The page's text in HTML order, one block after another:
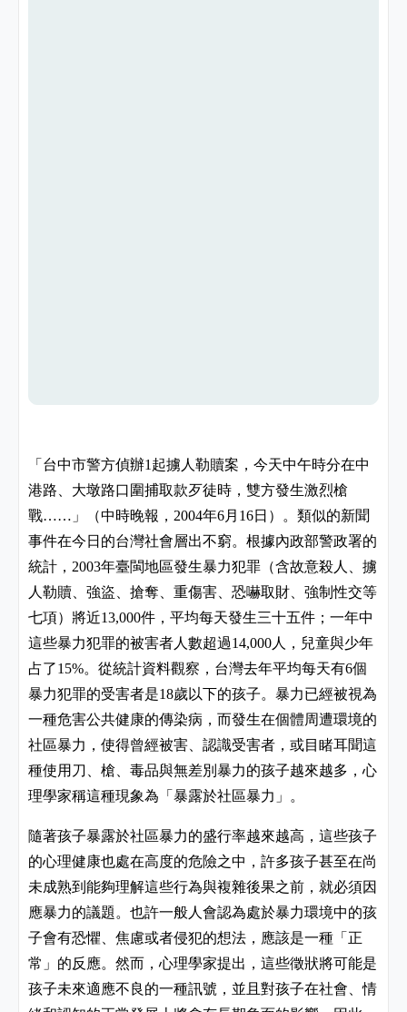
「台中市警方偵辦1 起擄人勒贖案，今天中午時分在中
港路、大墩路口圍捕取款歹徒時，雙方發生激烈槍
戰…… 」（中時晚報，2004年6月 16日）。類似的新聞
事件在今日的台灣社會層出不窮。根據內政部警政署的
統計，2003年臺閩地區發生暴力犯罪（含故意殺人、擄
人勒贖、強盜、搶奪、重傷害、恐嚇取財、強制性交等
七項）將近13,000件，平均每天發生三十五件；一年中
這些暴力犯罪的被害者人數超過14,000人，兒童與少年
占了15%。從統計資料觀察，台灣去年平均每天有6個
暴力犯罪的受害者是18歲以下的孩子。暴力已經被視為
一種危害公共健康的傳染病，而發生在個體周遭環境的
社區暴力，使得曾經被害、認識受害者，或目睹耳聞這
種使用刀、槍、毒品與無差別暴力的孩子越來越多，心
理學家稱這種現象為「暴露於社區暴力」。
隨著孩子暴露於社區暴力的盛行率越來越高，這些孩子
的心理健康也處在高度的危險之中，許多孩子甚至在尚
未成熟到能夠理解這些行為與複雜後果之前，就必須因
應暴力的議題。也許一般人會認為處於暴力環境中的孩
子會有恐懼、焦慮或者侵犯的想法，應該是一種「正
常」的反應。然而，心理學家提出，這些徵狀將可能是
孩子未來適應不良的一種訊號，並且對孩子在社會、情